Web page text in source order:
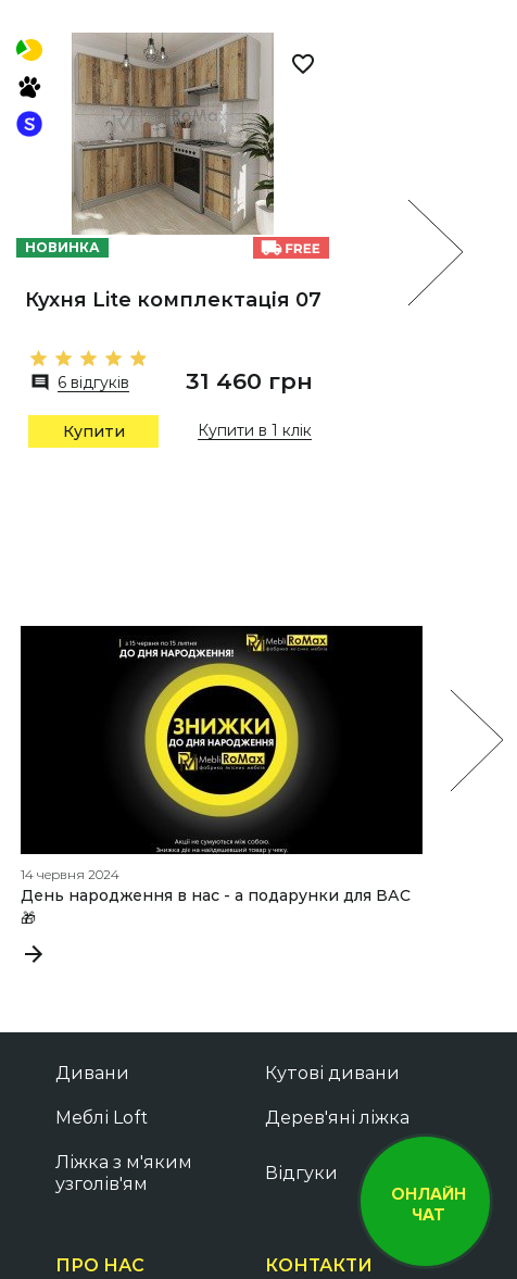
НОВИНКА
Кухня Lite комплектація 07
6 відгуків 31 460 грн
Купити Купити в 1 клік
НОВИНКА
14 червня 2024
День народження в нас - а подарунки для ВАС
🎁
Дивани Кутові дивани
Меблі Loft Дерев'яні ліжка
Ліжка з м'яким
узголів'ям
Відгуки
ПРО НАС КОНТАКТИ
ОНЛАЙН
ЧАТ